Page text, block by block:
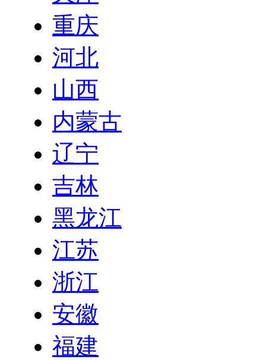
重庆
河北
山西
内蒙古
辽宁
吉林
黑龙江
江苏
浙江
安徽
福建